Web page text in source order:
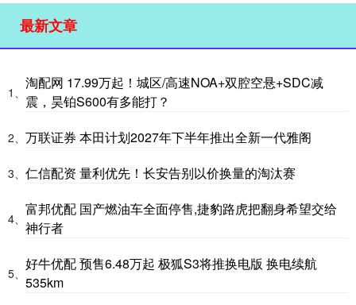
最新文章
1、
淘配网 17.99万起！城区/高速NOA+双腔空悬+SDC减
震，昊铂S600有多能打？
2、 万联证券 本田计划2027年下半年推出全新一代雅阁
3、 仁信配资 量利优先！长安告别以价换量的淘汰赛
4、
富邦优配 国产燃油车全面停售,捷豹路虎把翻身希望交给
神行者
5、
好牛优配 预售6.48万起 极狐S3将推换电版 换电续航
535km